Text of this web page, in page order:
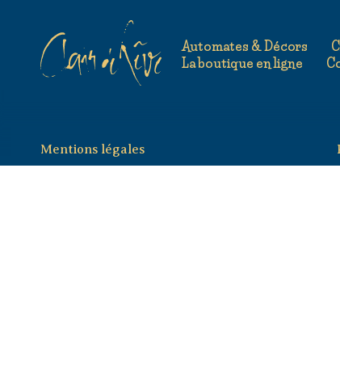
Automates & Décors
La boutique en ligne
Mentions légales